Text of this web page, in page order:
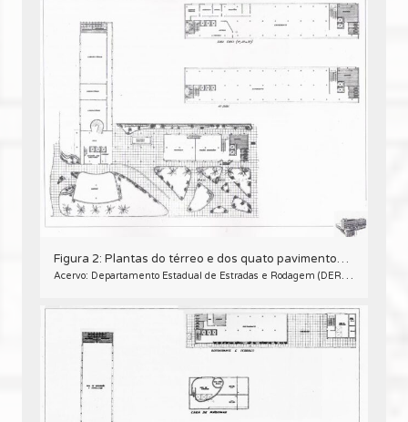
Figura 2: Plantas do térreo e dos quato pavimentos do projeto arquitetônico inicial para a sede do DER/PR.
Acervo: Departamento Estadual de Estradas e Rodagem (DER/PR).